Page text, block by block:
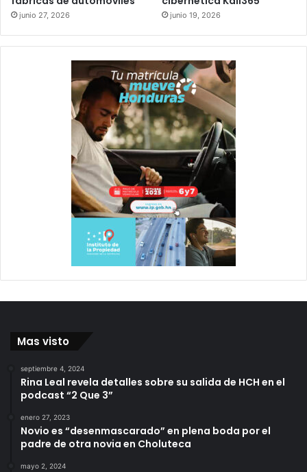
junio 27, 2026 junio 19, 2026
Mas visto
septiembre 4, 2024
Rina Leal revela detalles sobre su salida de HCH en el
podcast “2 Que 3”
enero 27, 2023
Novio es “desenmascarado” en plena boda por el
padre de otra novia en Choluteca
mayo 2, 2024